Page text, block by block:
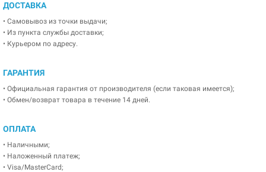
ДОСТАВКА
• Самовывоз из точки выдачи;
• Из пункта службы доставки;
• Курьером по адресу.
ГАРАНТИЯ
• Официальная гарантия от производителя (если таковая имеется);
• Обмен/возврат товара в течение 14 дней.
ОПЛАТА
• Наличными;
• Наложенный платеж;
• Visa/MasterCard;